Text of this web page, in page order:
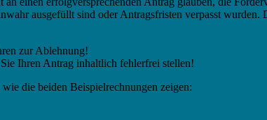
ausgefüllt sind oder Antragsfristen verpasst wurden.
zur Ablehnung!
Ihren Antrag inhaltlich fehlerfrei stellen!
die beiden Beispielrechnungen zeigen: